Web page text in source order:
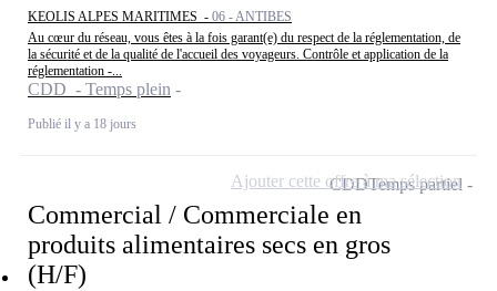
KEOLIS ALPES MARITIMES - 06 - ANTIBES
Au cœur du réseau, vous êtes à la fois garant(e) du respect de la réglementation, de
la sécurité et de la qualité de l'accueil des voyageurs. Contrôle et application de la
réglementation -...
CDD - Temps plein
Publié il y a 18 jours
Commercial / Commerciale en
produits alimentaires secs en gros
(H/F)
CDDTemps partiel
Ajouter cette offre à ma sélection